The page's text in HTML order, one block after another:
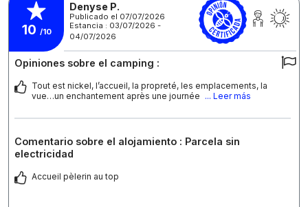
10 /10
Denyse P.
Publicado el 07/07/2026
Estancia : 03/07/2026 -
04/07/2026
Opiniones sobre el camping :
Tout est nickel, l’accueil, la propreté, les emplacements, la
vue…un enchantement après une journée ... Leer más
Comentario sobre el alojamiento : Parcela sin
electricidad
Accueil pèlerin au top